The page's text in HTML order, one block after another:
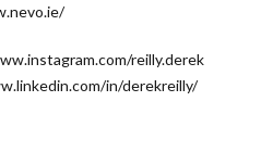
reilly.derek
in/derekreilly/